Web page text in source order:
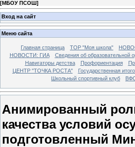
[МБОУ ПСОШ]
Вход на сайт
Меню сайта
Главная страница ТОР "Моя школа"
НОВОСТИ: ГИА
Сведения об образовательной
Навигаторы детства
Профориентация
ЦЕНТР "ТОЧКА РОСТА"
Государственная
Школьный спортивный клуб
Анимированный
качества условий
подготовленный